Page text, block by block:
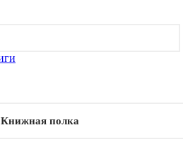
Книжная полка